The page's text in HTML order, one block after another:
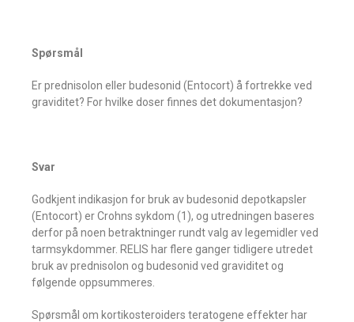
Spørsmål
Er prednisolon eller budesonid (Entocort) å fortrekke ved
graviditet? For hvilke doser finnes det dokumentasjon?
Svar
Godkjent indikasjon for bruk av budesonid depotkapsler
(Entocort) er Crohns sykdom (1), og utredningen baseres
derfor på noen betraktninger rundt valg av legemidler ved
tarmsykdommer. RELIS har flere ganger tidligere utredet
bruk av prednisolon og budesonid ved graviditet og
følgende oppsummeres.
Spørsmål om kortikosteroiders teratogene effekter har